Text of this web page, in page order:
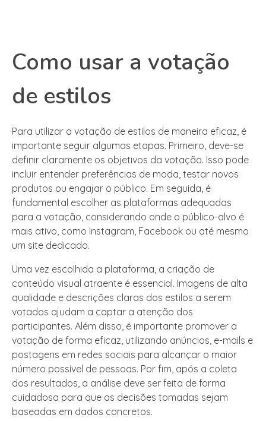
Como usar a votação
de estilos
Para utilizar a votação de estilos de maneira eficaz, é
importante seguir algumas etapas. Primeiro, deve-se
definir claramente os objetivos da votação. Isso pode
incluir entender preferências de moda, testar novos
produtos ou engajar o público. Em seguida, é
fundamental escolher as plataformas adequadas
para a votação, considerando onde o público-alvo é
mais ativo, como Instagram, Facebook ou até mesmo
um site dedicado.
Uma vez escolhida a plataforma, a criação de
conteúdo visual atraente é essencial. Imagens de alta
qualidade e descrições claras dos estilos a serem
votados ajudam a captar a atenção dos
participantes. Além disso, é importante promover a
votação de forma eficaz, utilizando anúncios, e-mails e
postagens em redes sociais para alcançar o maior
número possível de pessoas. Por fim, após a coleta
dos resultados, a análise deve ser feita de forma
cuidadosa para que as decisões tomadas sejam
baseadas em dados concretos.